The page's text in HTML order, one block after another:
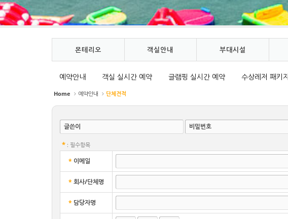
몬테리오 객실안내 부대시설
예약안내 객실 실시간 예약 글램핑 실시간 예약 수상레저 패키
Home 예약안내 단체견적
글쓴이 비밀번호
* : 필수항목
* 이메일
* 회사/단체명
* 담당자명